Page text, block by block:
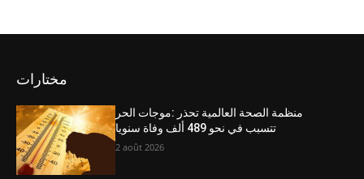
مختارات
منظمة الصحة العالمية تحذر :موجات الحر
تتسبب في نحو 489 ألف وفاة سنويا
2 août 2026